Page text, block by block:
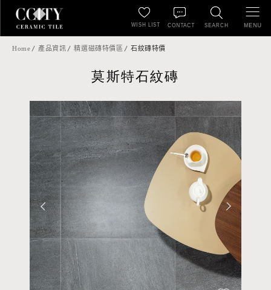
SEARCH
WISH LIST CONTACT MENU
Home 產品資訊 精選磁磚特價區 石紋磚特價
莫斯特石紋磚